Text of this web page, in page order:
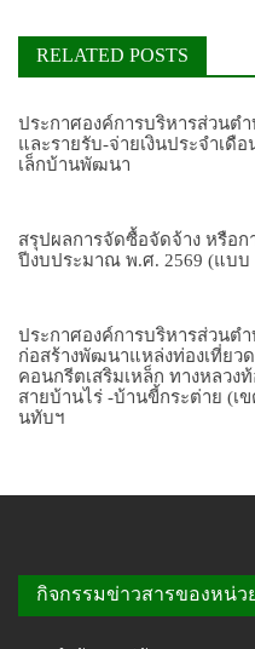
RELATED POSTS
ประกาศองค์การบริหารส่วนต
และรายรับ-จ่ายเงินประจำเ
เล็กบ้านพัฒนา
สรุปผลการจัดซื้อจัดจ้าง หรือ
ปีงบประมาณ พ.ศ. 2569 (แบบ
ประกาศองค์การบริหารส่วนต
ก่อสร้างพัฒนาแหล่งท่องเที่ยว
คอนกรีตเสริมเหล็ก ทางหลวง
สายบ้านไร่ -บ้านขี้กระต่าย (
นทับฯ
กิจกรรมข่าวสารของหน่ว